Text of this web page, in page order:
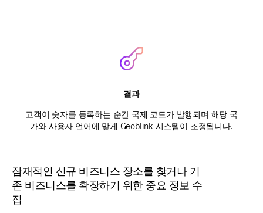
결과
고객이 숫자를 등록하는 순간 국제 코드가 발행되며 해당 국
가와 사용자 언어에 맞게 Geoblink 시스템이 조정됩니다.
잠재적인 신규 비즈니스 장소를 찾거나 기
존 비즈니스를 확장하기 위한 중요 정보 수
집